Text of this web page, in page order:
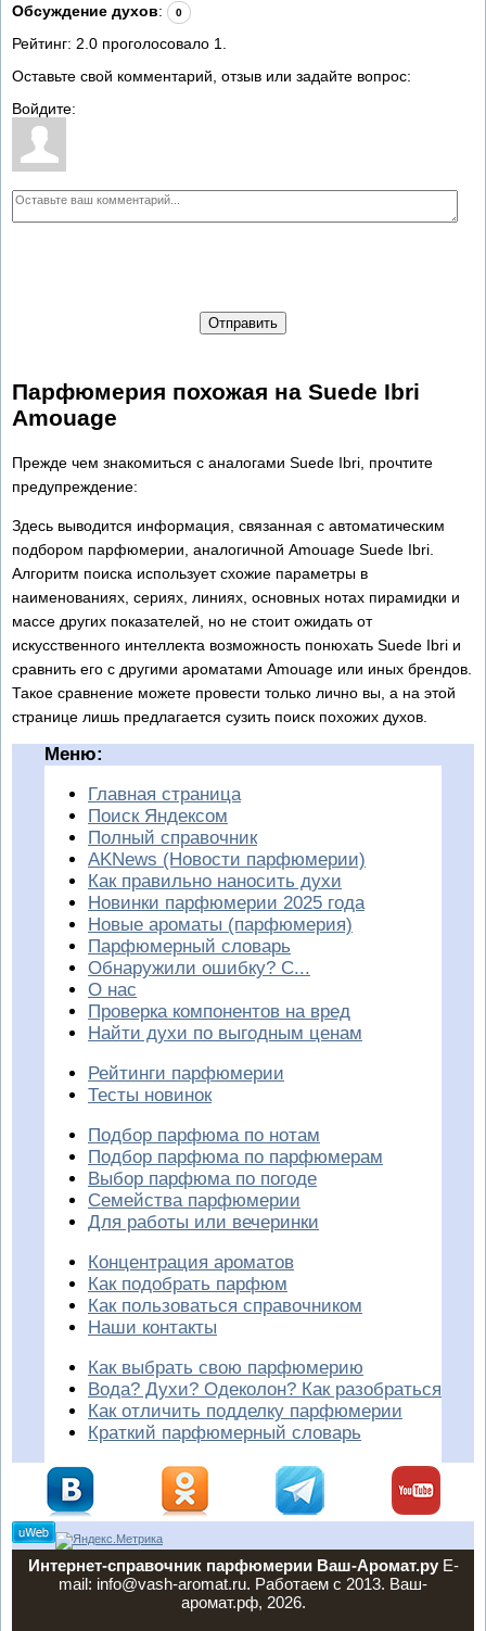
Обсуждение духов: 0
Рейтинг: 2.0 проголосовало 1
Оставьте свой комментарий, отзыв или задайте вопрос:
Войдите:
Отправить
Парфюмерия похожая на Suede Ibri
Amouage
Прежде чем знакомиться с аналогами Suede Ibri, прочтите
предупреждение:
Здесь выводится информация, связанная с автоматическим
подбором парфюмерии, аналогичной Amouage Suede Ibri.
Алгоритм поиска использует схожие параметры в
наименованиях, сериях, линиях, основных нотах пирамидки и
массе других показателей, но не стоит ожидать от
искусственного интеллекта возможность понюхать Suede Ibri и
сравнить его с другими ароматами Amouage или иных брендов.
Такое сравнение можете провести только лично вы, а на этой
странице лишь предлагается сузить поиск похожих духов.
Меню:
Главная страница
Поиск Яндексом
Полный справочник
AKNews (Новости парфюмерии)
Как правильно наносить духи
Новинки парфюмерии 2025 года
Новые ароматы (парфюмерия)
Парфюмерный словарь
Обнаружили ошибку? С...
О нас
Проверка компонентов на вред
Найти духи по выгодным ценам
Рейтинги парфюмерии
Тесты новинок
Подбор парфюма по нотам
Подбор парфюма по парфюмерам
Выбор парфюма по погоде
Семейства парфюмерии
Для работы или вечеринки
Концентрация ароматов
Как подобрать парфюм
Как пользоваться справочником
Наши контакты
Как выбрать свою парфюмерию
Вода? Духи? Одеколон? Как разобраться
Как отличить подделку парфюмерии
Краткий парфюмерный словарь
Интернет-справочник парфюмерии Ваш-Аромат.руE-
mail: info@vash-aromat.ru. Работаем с 2013. Ваш-
аромат.рф, 2026.